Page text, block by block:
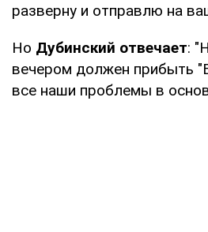
разверну и отправлю на
Но Дубинский отвечает:
вечером должен прибыть
все наши проблемы в